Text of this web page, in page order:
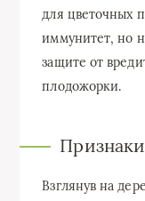
для цветочных
иммунитет, но
защите от
плодожорки.
Взглянув на